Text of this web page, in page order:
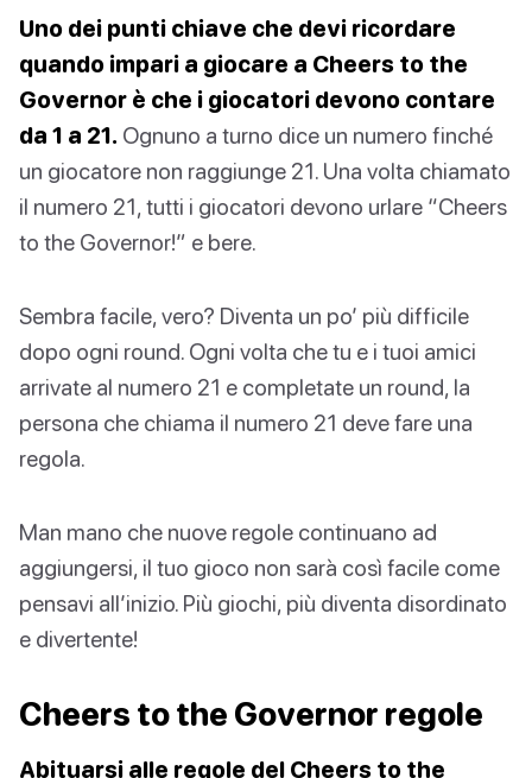
Uno dei punti chiave che devi ricordare
quando impari a giocare a Cheers to the
Governor è che i giocatori devono contare
da 1 a 21. Ognuno a turno dice un numero finché
un giocatore non raggiunge 21. Una volta chiamato
il numero 21, tutti i giocatori devono urlare “Cheers
to the Governor!” e bere.
Sembra facile, vero? Diventa un po’ più difficile
dopo ogni round. Ogni volta che tu e i tuoi amici
arrivate al numero 21 e completate un round, la
persona che chiama il numero 21 deve fare una
regola.
Man mano che nuove regole continuano ad
aggiungersi, il tuo gioco non sarà così facile come
pensavi all’inizio. Più giochi, più diventa disordinato
e divertente!
Cheers to the Governor regole
Abituarsi alle regole del Cheers to the